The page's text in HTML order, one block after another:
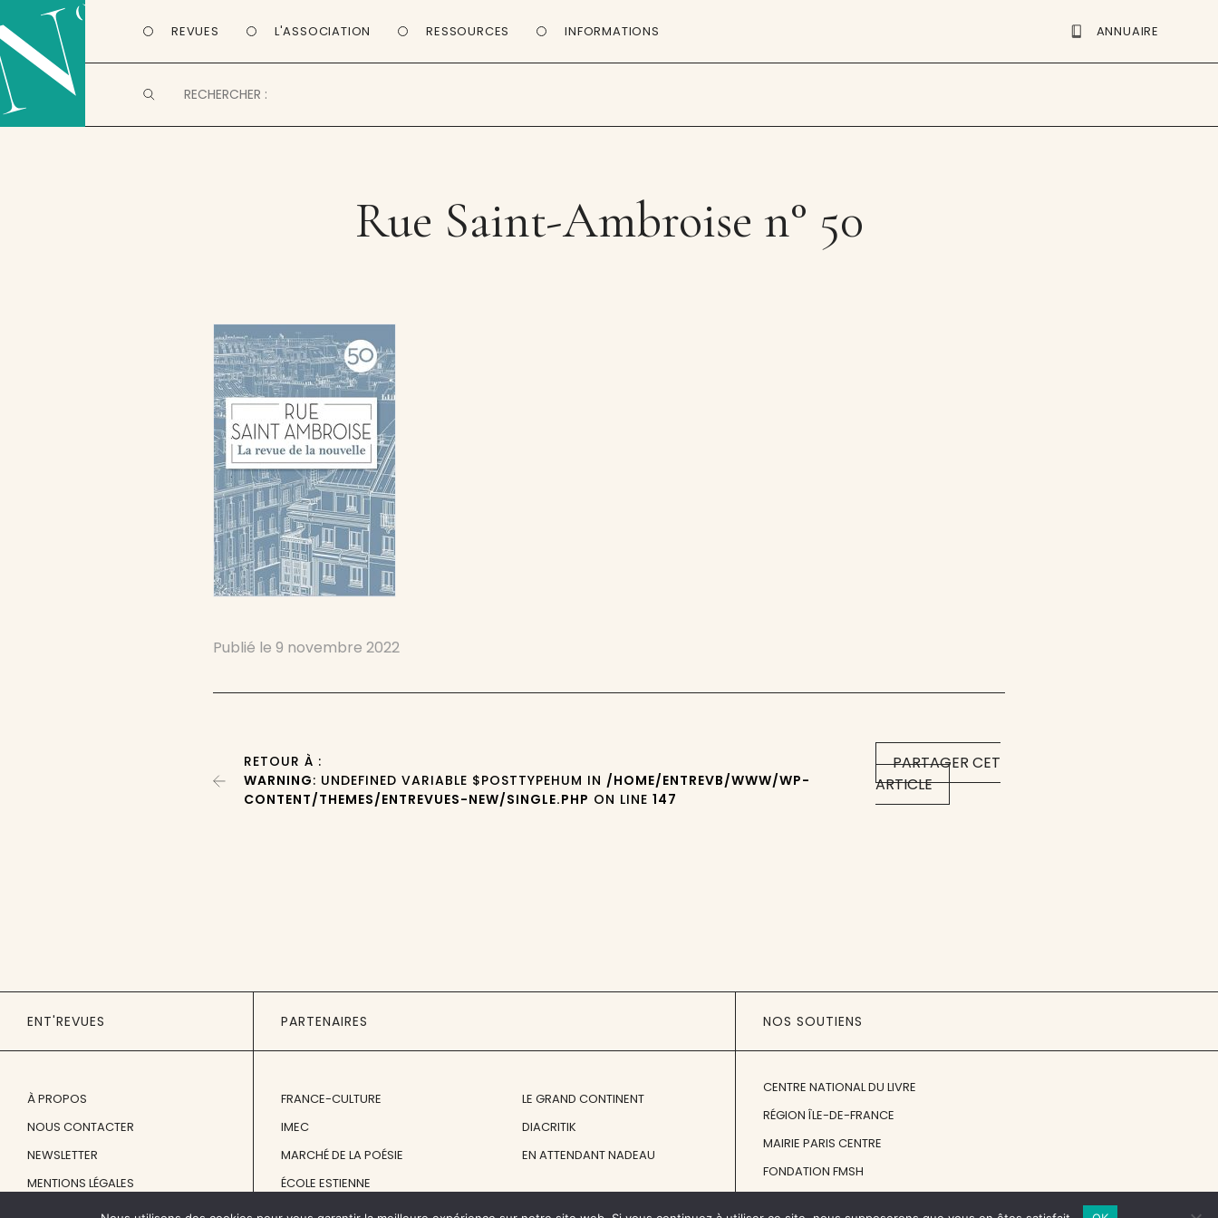
REVUES L'ASSOCIATION RESSOURCES INFORMATIONS ANNUAIRE
Rue Saint-Ambroise n° 50
Publié le9 novembre 2022
PARTAGER CET
ARTICLE
RETOUR À :
WARNING: UNDEFINED VARIABLE $POSTTYPEHUM IN /HOME/ENTREVB/WWW/WP-
CONTENT/THEMES/ENTREVUES-NEW/SINGLE.PHP ON LINE147
ENT'REVUES
À PROPOS
NOUS CONTACTER
NEWSLETTER
MENTIONS LÉGALES
PARTENAIRES
FRANCE-CULTURE
IMEC
MARCHÉ DE LA POÉSIE
ÉCOLE ESTIENNE
LE GRAND CONTINENT
DIACRITIK
EN ATTENDANT NADEAU
NOS SOUTIENS
CENTRE NATIONAL DU LIVRE
RÉGION ÎLE-DE-FRANCE
MAIRIE PARIS CENTRE
FONDATION FMSH